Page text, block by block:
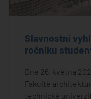
Slavnostní
ročníku
Dne 26. května
Fakultě
technické